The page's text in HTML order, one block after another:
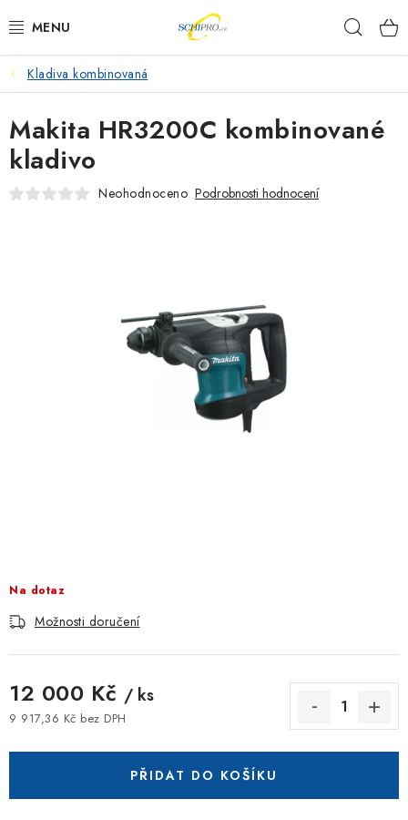
na
AKU NÁŘADÍ
ELEKTRICKÉ NÁŘADÍ
PŘÍSLUŠENSTVÍ
ZAHRADNÍ TECHNIKA
Kladiva kombinovaná
Na dotaz
Možnosti doručení
12 000 Kč / ks
9 917,36 Kč bez DPH
PŘIDAT DO KOŠÍKU
Makita HR3200C kombinované
kladivo
Neohodnoceno Podrobnosti hodnocení